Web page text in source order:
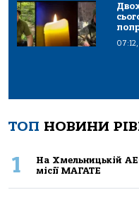
ТОП НОВИНИ
1
На Хмельницькій
місії МАГАТЕ